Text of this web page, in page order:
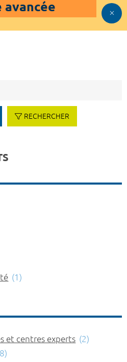
avancée
RECHERCHER
(1)
et centres experts (2)